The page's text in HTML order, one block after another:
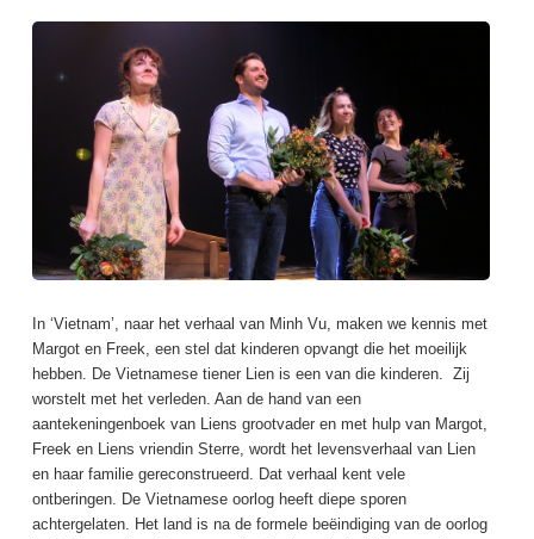
In ‘Vietnam’, naar het verhaal van Minh Vu, maken we kennis met
Margot en Freek, een stel dat kinderen opvangt die het moeilijk
hebben. De Vietnamese tiener Lien is een van die kinderen. Zij
worstelt met het verleden. Aan de hand van een
aantekeningenboek van Liens grootvader en met hulp van Margot,
Freek en Liens vriendin Sterre, wordt het levensverhaal van Lien
en haar familie gereconstrueerd. Dat verhaal kent vele
ontberingen. De Vietnamese oorlog heeft diepe sporen
achtergelaten. Het land is na de formele beëindiging van de oorlog